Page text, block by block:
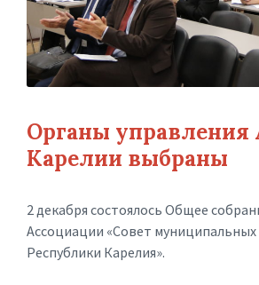
Органы
Карелии выбраны
2 декабря состоялось Общее
Ассоциации «Совет
Республики Карелия».